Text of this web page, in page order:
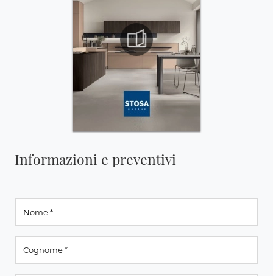
Informazioni e preventivi